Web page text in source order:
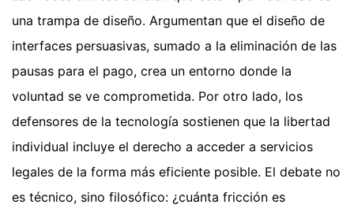
una trampa de diseño. Argumentan que el diseño de
interfaces persuasivas, sumado a la eliminación de las
pausas para el pago, crea un entorno donde la
voluntad se ve comprometida. Por otro lado, los
defensores de la tecnología sostienen que la libertad
individual incluye el derecho a acceder a servicios
legales de la forma más eficiente posible. El debate no
es técnico, sino filosófico: ¿cuánta fricción es